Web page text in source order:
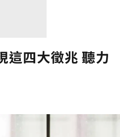
這四大徵兆 聽力